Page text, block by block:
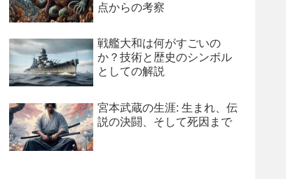
点からの考察
戦艦大和は何がすごいの
か？技術と歴史のシンボル
としての解説
宮本武蔵の生涯: 生まれ、伝
説の決闘、そして死因まで